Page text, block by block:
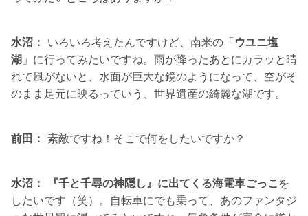
水沼： いろいろ考えたんですけど、南米の「ウユニ塩
湖 」に行ってみたいですね。雨が降ったあとにカラッと晴
れて風がないと、水面が巨大な鏡のようになって、空がそ
のまま足元に映るっていう、世界遺産の綺麗な湖です。
前田： 素敵ですね！そこで何をしたいですか？
水沼： 『千と千尋の神隠し』に出てくる海電車ごっこ を
したいです（笑）。自転車にでも乗って、あのファンタジ